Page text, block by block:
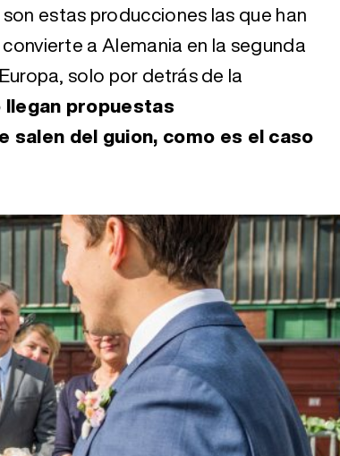
estas producciones las que han
a Alemania en la segunda
solo por detrás de la
propuestas
del guion, como es el caso